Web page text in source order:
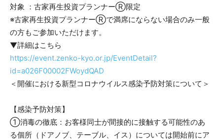
対象 ：古家再生投資プランナーⓇ限定
※古家再生投資プランナーⓇで満席にならない場合のみ一般
の方もご参加いただけます。
▼詳細はこちら
https://event.zenko-kyo.or.jp/EventDetail?
id=a026F00002FWoydQAD
＜開催における新型コロナウイルス感染予防対策について＞
【感染予防対策】
①消毒の徹底：お客様同士が間接的に接触する可能性のあ
る個所（ドアノブ、テーブル、イス）については開始前にア